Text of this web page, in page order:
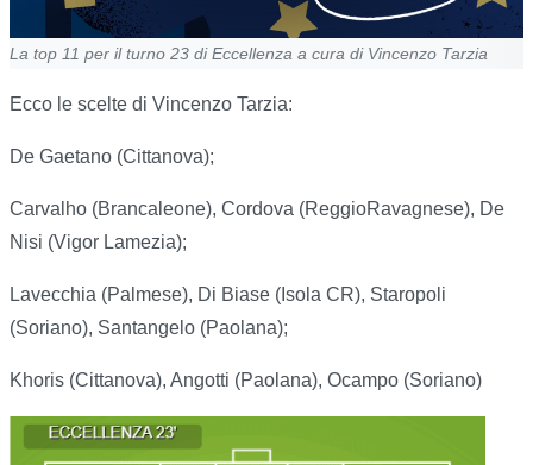
La top 11 per il turno 23 di Eccellenza a cura di Vincenzo Tarzia
Ecco le scelte di Vincenzo Tarzia:
De Gaetano (Cittanova);
Carvalho (Brancaleone), Cordova (ReggioRavagnese), De
Nisi (Vigor Lamezia);
Lavecchia (Palmese), Di Biase (Isola CR), Staropoli
(Soriano), Santangelo (Paolana);
Khoris (Cittanova), Angotti (Paolana), Ocampo (Soriano)